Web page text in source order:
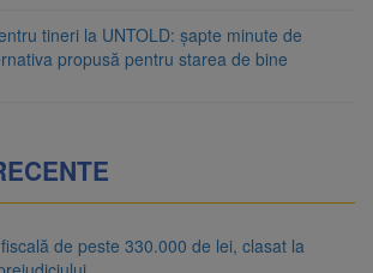
tineri la UNTOLD: șapte minute de
propusă pentru starea de bine
de peste 330.000 de lei, clasat la